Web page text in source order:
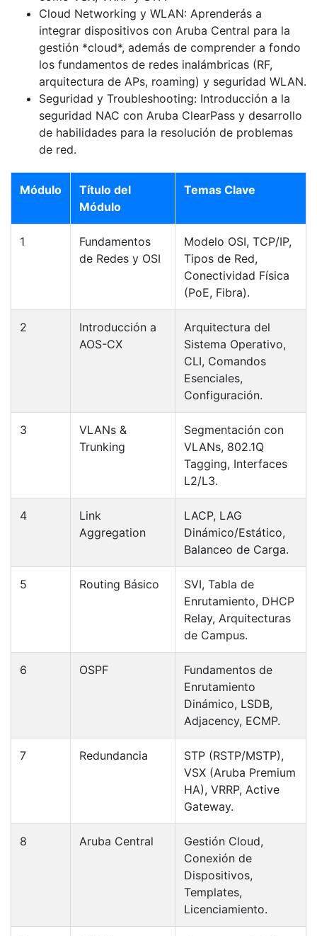
📘 MÓDULO 10 — WLAN Security
WPA2/3
Certificados
X.509
OWE
Cloud Authentication
📘 MÓDULO 11 — Aruba ClearPass (Introducción)
Cloud Networking y WLAN: Aprenderás a
integrar dispositivos con Aruba Central para la
gestión *cloud*, además de comprender a fondo
los fundamentos de redes inalámbricas (RF,
arquitectura de APs, roaming) y seguridad WLAN.
Seguridad y Troubleshooting: Introducción a la
seguridad NAC con Aruba ClearPass y desarrollo
de habilidades para la resolución de problemas
de red.
Módulo
Título del
Módulo
Temas Clave
1
Fundamentos
de Redes y OSI
Modelo OSI, TCP/IP,
Tipos de Red,
Conectividad Física
(PoE, Fibra).
2
Introducción a
AOS-CX
Arquitectura del
Sistema Operativo,
CLI, Comandos
Esenciales,
Configuración.
3
VLANs &
Trunking
Segmentación con
VLANs, 802.1Q
Tagging, Interfaces
L2/L3.
4
Link
Aggregation
LACP, LAG
Dinámico/Estático,
Balanceo de Carga.
5 Routing Básico
SVI, Tabla de
Enrutamiento, DHCP
Relay, Arquitecturas
de Campus.
6 OSPF
Fundamentos de
Enrutamiento
Dinámico, LSDB,
Adjacency, ECMP.
7 Redundancia
STP (RSTP/MSTP),
VSX (Aruba Premium
HA), VRRP, Active
Gateway.
8 Aruba Central
Gestión Cloud,
Conexión de
Dispositivos,
Templates,
Licenciamiento.